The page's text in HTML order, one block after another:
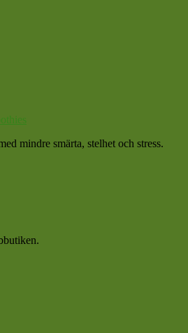
mindre smärta, stelhet och stress.